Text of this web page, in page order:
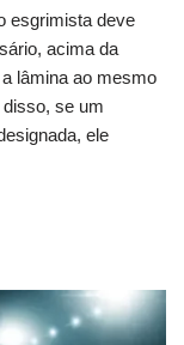
esgrimista deve
acima da
lâmina ao mesmo
se um
ele